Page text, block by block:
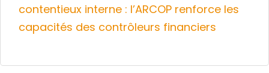
contentieux interne : l’ARCOP renforce les
capacités des contrôleurs financiers